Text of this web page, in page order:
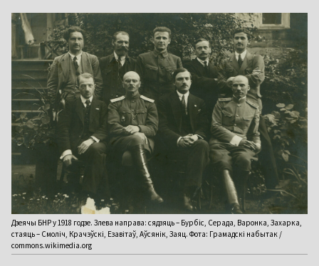
Дзеячы БНР у 1918 годзе. Злева направа: сядзяць – Бурбіс, Серада, Варонка, Захарка,
стаяць – Смоліч, Крачэўскі, Езавітаў, Аўсянік, Заяц. Фота: Грамадскі набытак /
commons.wikimedia.org